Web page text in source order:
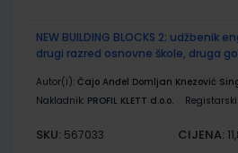
NEW BUILDING BLOCKS 2; udžbenik
drugi razred osnovne škole, druga
Autor(i): Čajo Anđel Domljan Knezović
Nakladnik: PROFIL KLETT d.o.o.
SKU: 567033 CIJENA: